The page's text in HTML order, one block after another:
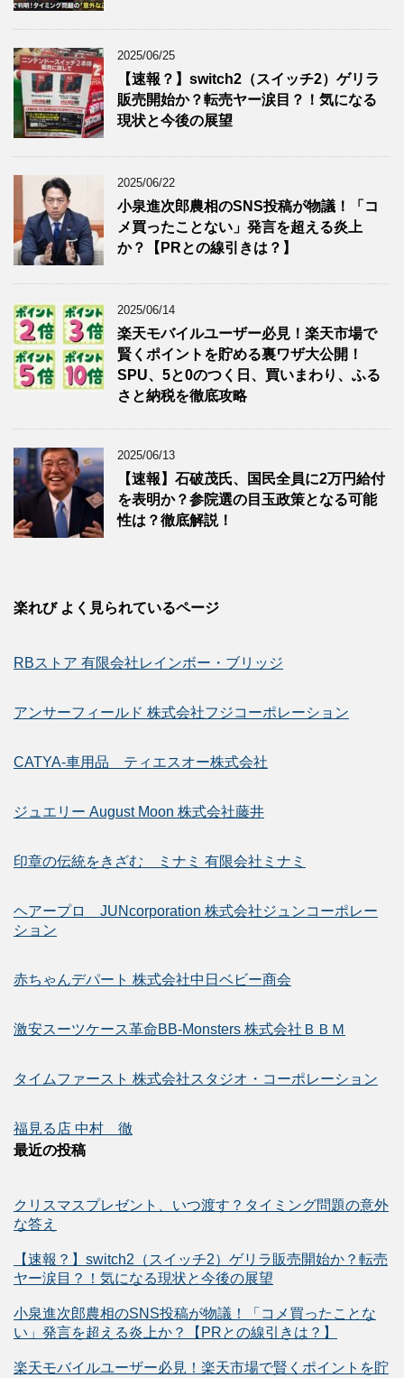
2025/06/25
【速報？】switch2（スイッチ2）ゲリラ
販売開始か？転売ヤー涙目？！気になる
現状と今後の展望
2025/06/22
小泉進次郎農相のSNS投稿が物議！「コ
メ買ったことない」発言を超える炎上
か？【PRとの線引きは？】
2025/06/14
楽天モバイルユーザー必見！楽天市場で
賢くポイントを貯める裏ワザ大公開！
SPU、5と0のつく日、買いまわり、ふる
さと納税を徹底攻略
2025/06/13
【速報】石破茂氏、国民全員に2万円給付
を表明か？参院選の目玉政策となる可能
性は？徹底解説！
楽れび よく見られているページ
RBストア 有限会社レインボー・ブリッジ
アンサーフィールド 株式会社フジコーポレーション
CATYA-車用品 ティエスオー株式会社
ジュエリー August Moon 株式会社藤井
印章の伝統をきざむ ミナミ 有限会社ミナミ
ヘアープロ JUNcorporation 株式会社ジュンコーポレー
ション
赤ちゃんデパート 株式会社中日ベビー商会
激安スーツケース革命BB-Monsters 株式会社ＢＢＭ
タイムファースト 株式会社スタジオ・コーポレーション
福見る店 中村 徹
最近の投稿
クリスマスプレゼント、いつ渡す？タイミング問題の意外
な答え
【速報？】switch2（スイッチ2）ゲリラ販売開始か？転売
ヤー涙目？！気になる現状と今後の展望
小泉進次郎農相のSNS投稿が物議！「コメ買ったことな
い」発言を超える炎上か？【PRとの線引きは？】
楽天モバイルユーザー必見！楽天市場で賢くポイントを貯